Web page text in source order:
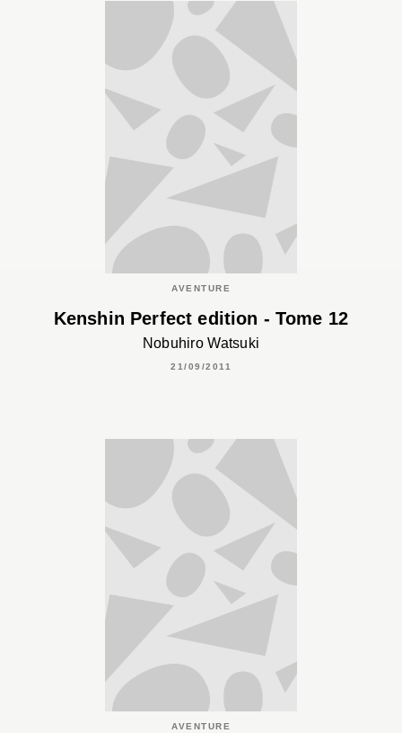
AVENTURE
Kenshin Perfect edition - Tome 12
Nobuhiro Watsuki
21/09/2011
AVENTURE